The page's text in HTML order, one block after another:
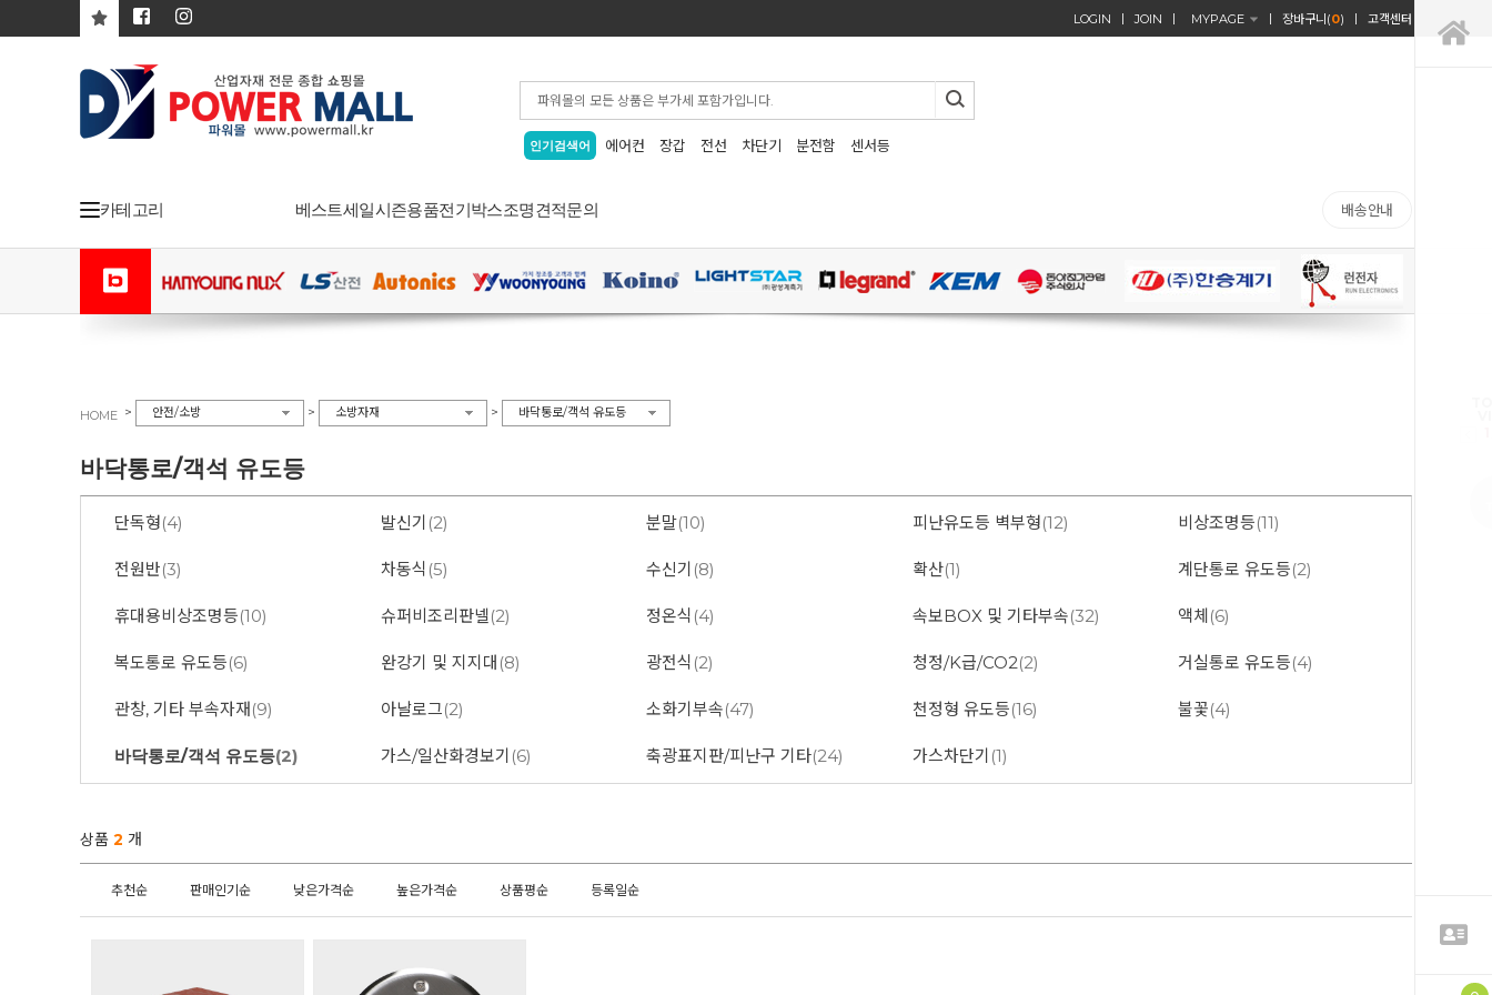
LOGIN JOIN MYPAGE 장바구니(0) 고객센터
인기검색어 에어컨 장갑 전선 차단기 분전함 센서등
카테고리 베스트세일시즌용품전기박스조명견적문의 배송안내
HOME > 안전/소방 > 소방자재 > 바닥통로/객석 유도등
바닥통로/객석 유도등
단독형(4) 발신기 (2) 분말(10) 피난유도등 벽부형(12) 비상조명등(11)
전원반(3) 차동식 (5) 수신기 (8) 확산(1) 계단통로 유도등(2)
휴대용비상조명등(10) 슈퍼비조리판넬(2) 정온식 (4) 속보BOX 및 기타부속(32) 액체 (6)
복도통로 유도등(6) 완강기 및 지지대 (8) 광전식 (2) 청정/K급/CO2(2) 거실통로 유도등(4)
관창, 기타 부속자재(9) 아날로그(2) 소화기부속(47) 천정형 유도등(16) 불꽃(4)
바닥통로/객석 유도등(2) 가스/일산화경보기 (6) 축광표지판/피난구 기타(24) 가스차단기 (1)
상품 2 개
추천순 판매인기순 낮은가격순 높은가격순 상품평순 등록일순